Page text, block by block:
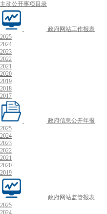
主动公开事项目录
政府网站工作报表
2025
2024
2023
2022
2021
2020
2019
2018
2017
政府信息公开年报
2025
2024
2023
2022
2021
2020
2019
政府网站监管报表
2025
2024